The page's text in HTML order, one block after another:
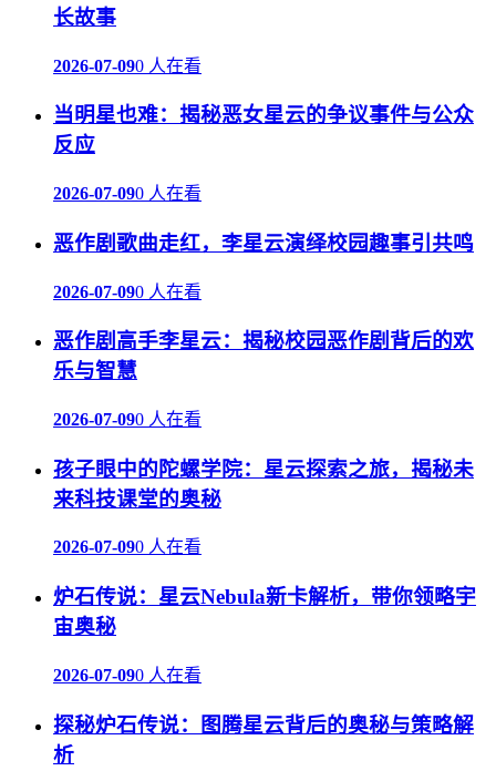
长故事
2026-07-090 人在看
当明星也难：揭秘恶女星云的争议事件与公众
反应
2026-07-090 人在看
恶作剧歌曲走红，李星云演绎校园趣事引共鸣
2026-07-090 人在看
恶作剧高手李星云：揭秘校园恶作剧背后的欢
乐与智慧
2026-07-090 人在看
孩子眼中的陀螺学院：星云探索之旅，揭秘未
来科技课堂的奥秘
2026-07-090 人在看
炉石传说：星云Nebula新卡解析，带你领略宇
宙奥秘
2026-07-090 人在看
探秘炉石传说：图腾星云背后的奥秘与策略解
析